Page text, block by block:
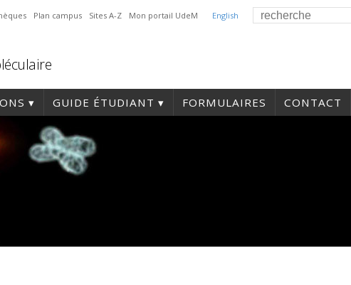
English
Plan campus Sites A-Z Mon portail UdeM
GUIDE ÉTUDIANT FORMULAIRES CONTACT